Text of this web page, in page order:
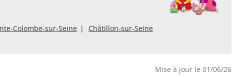
Colombe-sur-Seine
Châtillon-sur-Seine
Mise à jour le 01/06/26